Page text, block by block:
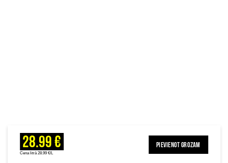
28.99 €
Cena litrā 28.99 €/L
PIEVIENOT GROZAM